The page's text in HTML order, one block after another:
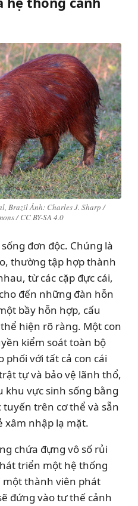
Brazil Ảnh: Charles J. Sharp /
/ CC BY-SA 4.0
đơn độc. Chúng là
thường tập hợp thành
từ các cặp đực cái,
đến những đàn hỗn
bầy hỗn hợp, cấu
hiện rõ ràng. Một con
kiểm soát toàn bộ
phối với tất cả con cái
tự và bảo vệ lãnh thổ,
khu vực sinh sống bằng
trên cơ thể và sẵn
xâm nhập lạ mặt.
chứa đựng vô số rủi
triển một hệ thống
một thành viên phát
đứng vào tư thế cảnh